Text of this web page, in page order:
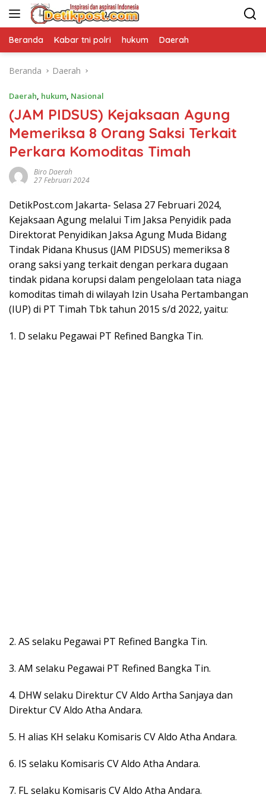
Langsung
Beranda Kabar tni polri hukum Daerah
Beranda Daerah
Daerah, hukum, Nasional
(JAM PIDSUS) Kejaksaan Agung
Memeriksa 8 Orang Saksi Terkait
Perkara Komoditas Timah
Biro Daerah
27 Februari 2024
DetikPost.com Jakarta- Selasa 27 Februari 2024,
Kejaksaan Agung melalui Tim Jaksa Penyidik pada
Direktorat Penyidikan Jaksa Agung Muda Bidang
Tindak Pidana Khusus (JAM PIDSUS) memeriksa 8
orang saksi yang terkait dengan perkara dugaan
tindak pidana korupsi dalam pengelolaan tata niaga
komoditas timah di wilayah Izin Usaha Pertambangan
(IUP) di PT Timah Tbk tahun 2015 s/d 2022, yaitu:
1. D selaku Pegawai PT Refined Bangka Tin.
2. AS selaku Pegawai PT Refined Bangka Tin.
3. AM selaku Pegawai PT Refined Bangka Tin.
4. DHW selaku Direktur CV Aldo Artha Sanjaya dan
Direktur CV Aldo Atha Andara.
5. H alias KH selaku Komisaris CV Aldo Atha Andara.
6. IS selaku Komisaris CV Aldo Atha Andara.
7. FL selaku Komisaris CV Aldo Atha Andara.